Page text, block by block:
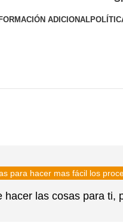
ADICIONAL
para hacer mas fácil los
las cosas para